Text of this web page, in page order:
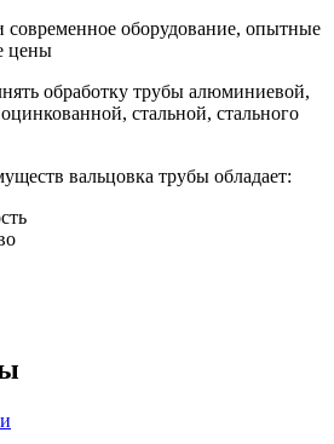
современное оборудование, опытные
цены
обработку трубы алюминиевой,
стальной, стального
вальцовка трубы обладает: